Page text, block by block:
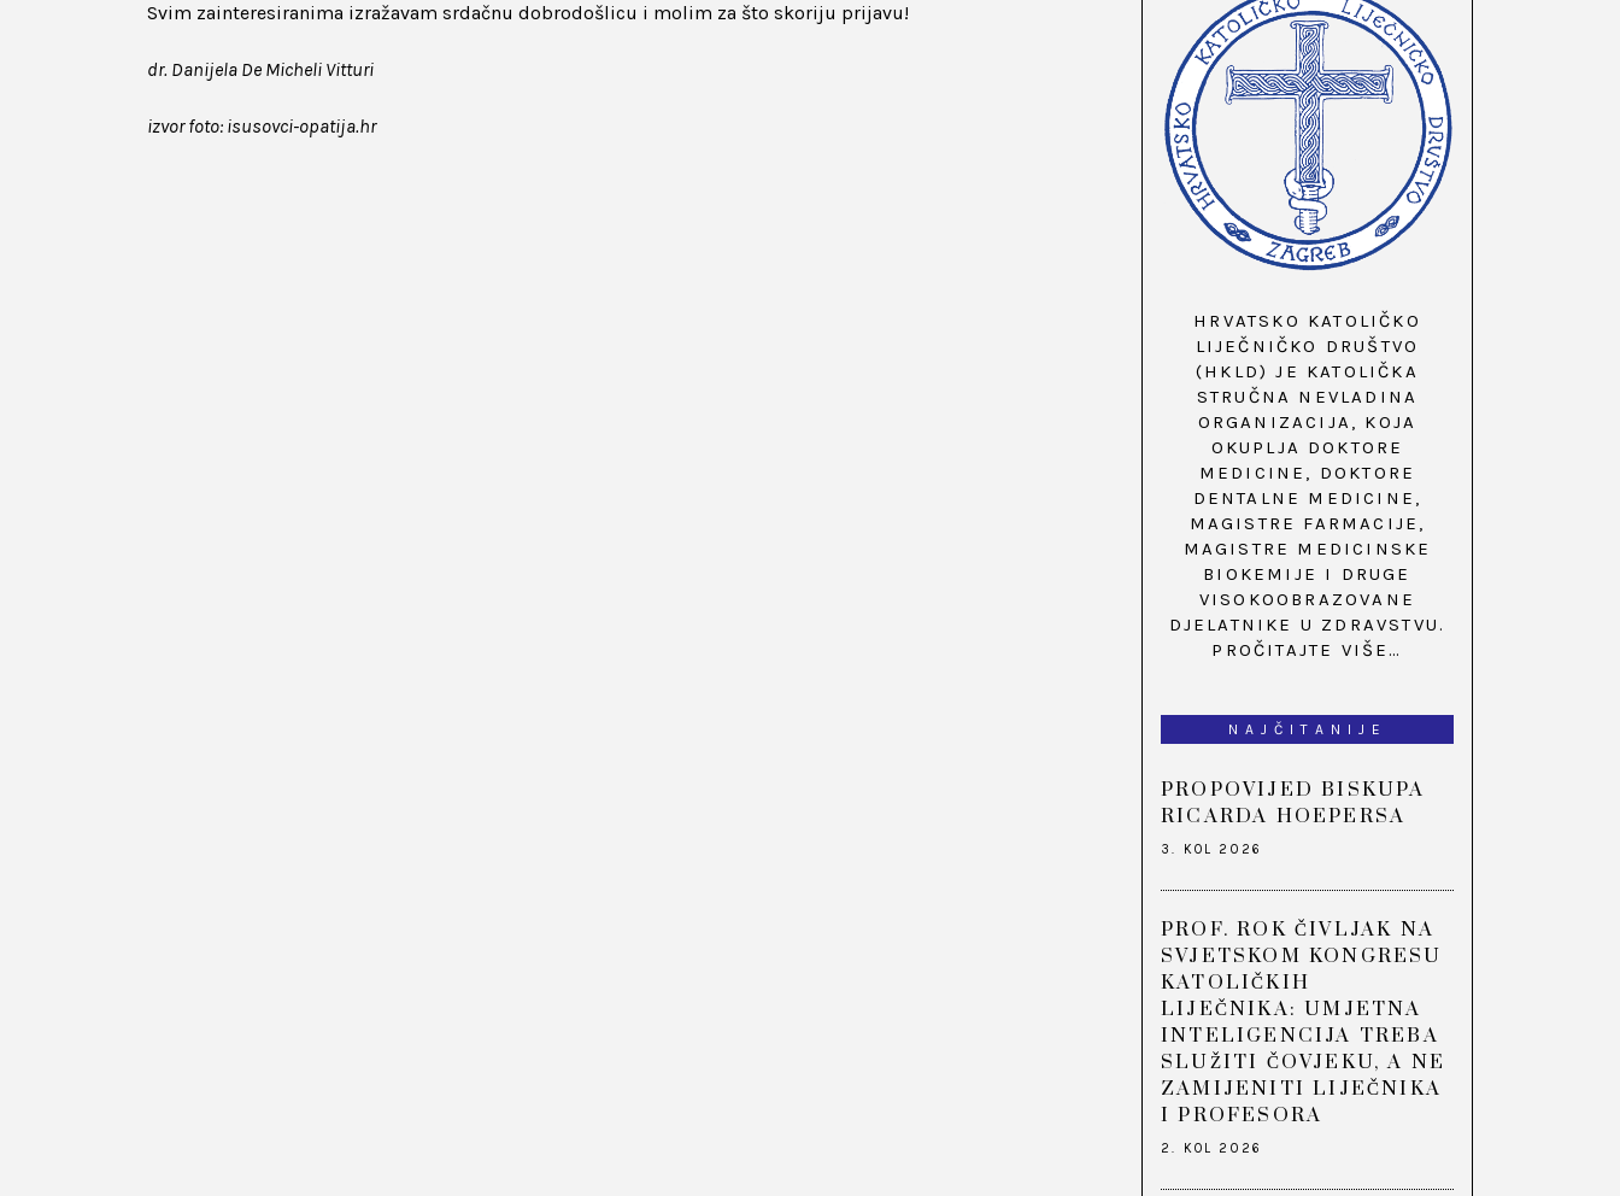
Svim zainteresiranima izražavam srdačnu dobrodošlicu i molim za što skoriju prijavu!
dr. Danijela De Micheli Vitturi
izvor foto: isusovci-opatija.hr
HRVATSKO KATOLIČKO
LIJEČNIČKO DRUŠTVO
(HKLD) JE KATOLIČKA
STRUČNA NEVLADINA
ORGANIZACIJA, KOJA
OKUPLJA DOKTORE
MEDICINE, DOKTORE
DENTALNE MEDICINE,
MAGISTRE FARMACIJE,
MAGISTRE MEDICINSKE
BIOKEMIJE I DRUGE
VISOKOOBRAZOVANE
DJELATNIKE U ZDRAVSTVU.
PROČITAJTE VIŠE…
NAJČITANIJE
PROPOVIJED BISKUPA
RICARDA HOEPERSA
3. KOL 2026
PROF. ROK ČIVLJAK NA
SVJETSKOM KONGRESU
KATOLIČKIH
LIJEČNIKA: UMJETNA
INTELIGENCIJA TREBA
SLUŽITI ČOVJEKU, A NE
ZAMIJENITI LIJEČNIKA
I PROFESORA
2. KOL 2026